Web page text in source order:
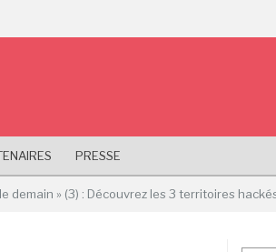
PRESSE
» (3) : Découvrez les 3 territoires hackés